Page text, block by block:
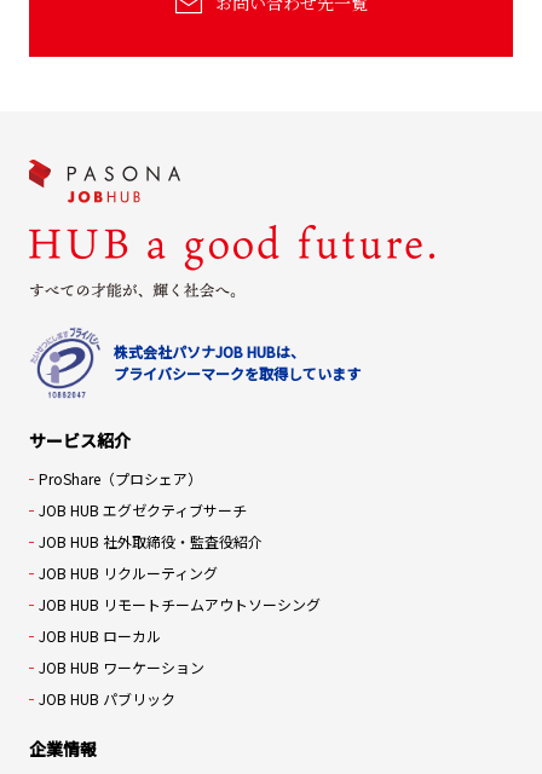
株式会社パソナJOB HUBは、
プライバシーマークを取得しています
サービス紹介
ProShare（プロシェア）
JOB HUB エグゼクティブサーチ
JOB HUB 社外取締役・監査役紹介
JOB HUB リクルーティング
JOB HUB リモートチームアウトソーシング
JOB HUB ローカル
JOB HUB ワーケーション
JOB HUB パブリック
企業情報